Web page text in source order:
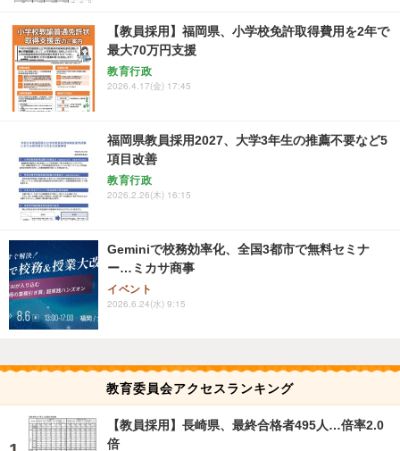
【教員採用】福岡県、小学校免許取得費用を2年で
最大70万円支援
教育行政
2026.4.17(金) 17:45
福岡県教員採用2027、大学3年生の推薦不要など5
項目改善
教育行政
2026.2.26(木) 16:15
Geminiで校務効率化、全国3都市で無料セミナ
ー…ミカサ商事
イベント
2026.6.24(水) 9:15
教育委員会アクセスランキング
【教員採用】長崎県、最終合格者495人…倍率2.0
倍